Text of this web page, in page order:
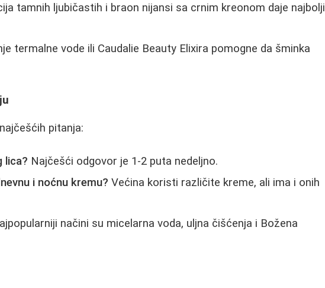
tamnih ljubičastih i braon nijansi sa crnim kreonom daje najbolji
termalne vode ili Caudalie Beauty Elixira pomogne da šminka
pitanja:
lica? Najčešći odgovor je 1-2 puta nedeljno.
i noćnu kremu? Većina koristi različite kreme, ali ima i onih
načini su micelarna voda, uljna čišćenja i Božena